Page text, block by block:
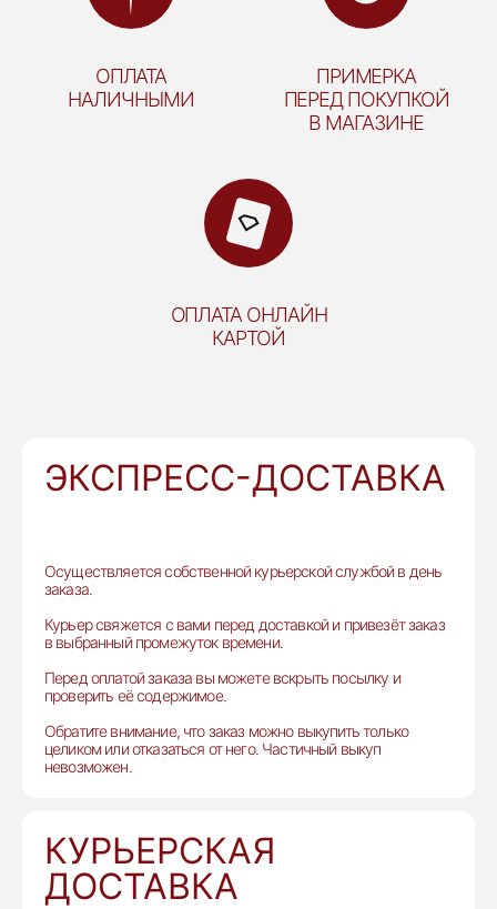
ОПЛАТА
НАЛИЧНЫМИ
ПРИМЕРКА
ПЕРЕД ПОКУПКОЙ
В МАГАЗИНЕ
ОПЛАТА ОНЛАЙН
КАРТОЙ
ЭКСПРЕСС-ДОСТАВКА
Осуществляется собственной курьерской службой в день
заказа.
Курьер свяжется с вами перед доставкой и привезёт заказ
в выбранный промежуток времени.
Перед оплатой заказа вы можете вскрыть посылку и
проверить её содержимое.
Обратите внимание, что заказ можно выкупить только
целиком или отказаться от него. Частичный выкуп
невозможен.
КУРЬЕРСКАЯ
ДОСТАВКА